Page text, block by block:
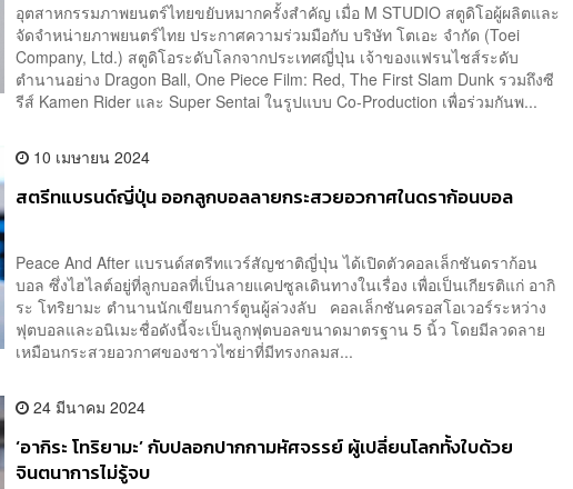
อุตสาหกรรมภาพยนตร์ไทยขยับหมากครั้งสำคัญ เมื่อ M STUDIO สตูดิโอผู้ผลิตและ
จัดจำหน่ายภาพยนตร์ไทย ประกาศความร่วมมือกับ บริษัท โตเอะ จำกัด (Toei
Company, Ltd.) สตูดิโอระดับโลกจากประเทศญี่ปุ่น เจ้าของแฟรนไชส์ระดับ
ตำนานอย่าง Dragon Ball, One Piece Film: Red, The First Slam Dunk รวมถึงซี
รีส์ Kamen Rider และ Super Sentai ในรูปแบบ Co-Production เพื่อร่วมกันพ...
10 เมษายน 2024
สตรีทแบรนด์ญี่ปุ่น ออกลูกบอลลายกระสวยอวกาศในดราก้อนบอล
Peace And After แบรนด์สตรีทแวร์สัญชาติญี่ปุ่น ได้เปิดตัวคอลเล็กชันดราก้อน
บอล ซึ่งไฮไลต์อยู่ที่ลูกบอลที่เป็นลายแคปซูลเดินทางในเรื่อง เพื่อเป็นเกียรติแก่ อากิ
ระ โทริยามะ ตำนานนักเขียนการ์ตูนผู้ล่วงลับ คอลเล็กชันครอสโอเวอร์ระหว่าง
ฟุตบอลและอนิเมะชื่อดังนี้จะเป็นลูกฟุตบอลขนาดมาตรฐาน 5 นิ้ว โดยมีลวดลาย
เหมือนกระสวยอวกาศของชาวไซย่าที่มีทรงกลมส...
24 มีนาคม 2024
‘อากิระ โทริยามะ’ กับปลอกปากกามหัศจรรย์ ผู้เปลี่ยนโลกทั้งใบด้วย
จินตนาการไม่รู้จบ